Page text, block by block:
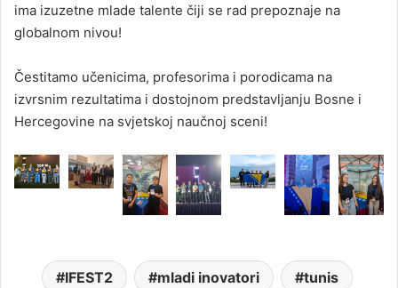
ima izuzetne mlade talente čiji se rad prepoznaje na
globalnom nivou!
Čestitamo učenicima, profesorima i porodicama na
izvrsnim rezultatima i dostojnom predstavljanju Bosne i
Hercegovine na svjetskoj naučnoj sceni!
IFEST2 mladi inovatori tunis